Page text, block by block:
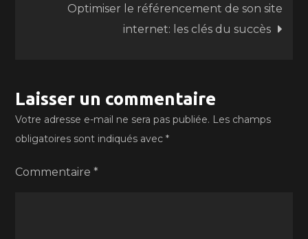
l’article
Optimiser le référencement de son site
internet: les clés du succès
Laisser un commentaire
Votre adresse e-mail ne sera pas publiée. Les champs
obligatoires sont indiqués avec*
Commentaire*